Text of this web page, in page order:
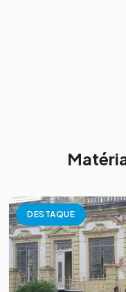
DESTAQUE